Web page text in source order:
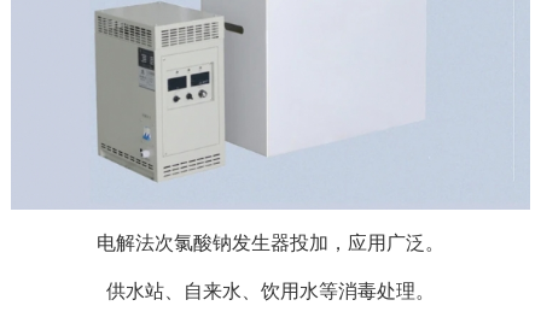
电解法次氯酸钠发生器投加，应用广泛。
供水站、自来水、饮用水等消毒处理。